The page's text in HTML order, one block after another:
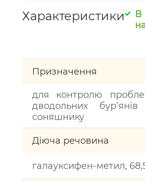
Характеристики
В
Призначення
для контролю
дводольних
соняшнику
Діюча речовина
галауксифен-метил,